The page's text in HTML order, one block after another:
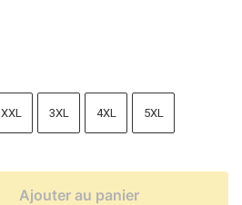
XXL 3XL 4XL 5XL
Ajouter au panier